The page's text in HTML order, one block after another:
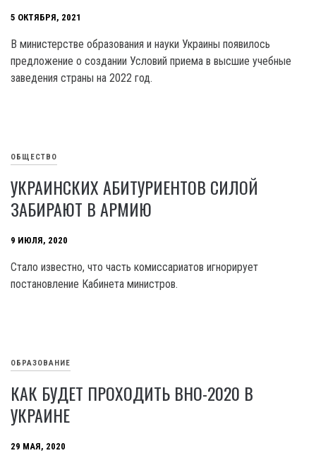
5 ОКТЯБРЯ, 2021
В министерстве образования и науки Украины появилось
предложение о создании Условий приема в высшие учебные
заведения страны на 2022 год.
ОБЩЕСТВО
УКРАИНСКИХ АБИТУРИЕНТОВ СИЛОЙ
ЗАБИРАЮТ В АРМИЮ
9 ИЮЛЯ, 2020
Стало известно, что часть комиссариатов игнорирует
постановление Кабинета министров.
ОБРАЗОВАНИЕ
КАК БУДЕТ ПРОХОДИТЬ ВНО-2020 В
УКРАИНЕ
29 МАЯ, 2020